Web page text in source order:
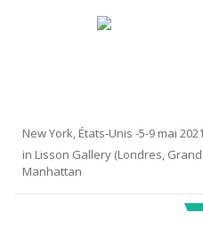
New York, États-Unis -5-9 mai 2021
in Lisson Gallery (Londres,
Manhattan